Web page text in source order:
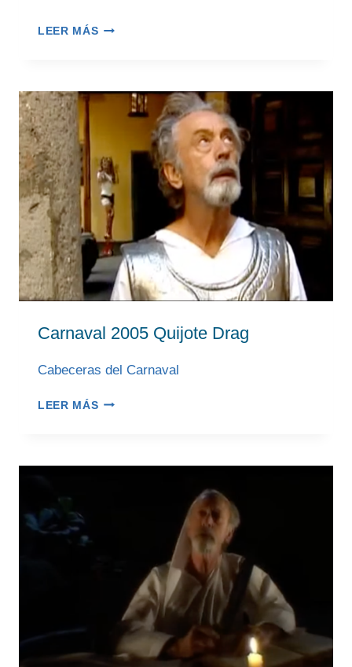
LEER MÁSHEINEKEN
Carnaval 2005 Quijote Drag
Cabeceras del Carnaval
LEER MÁSCARNAVAL